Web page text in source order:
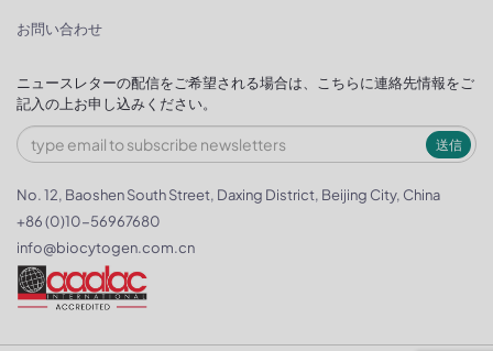
お問い合わせ
ニュースレターの配信をご希望される場合は、こちらに連絡先情報をご
記入の上お申し込みください。
送信
No. 12, Baoshen South Street, Daxing District, Beijing City, China
+86 (0)10-56967680
info@biocytogen.com.cn